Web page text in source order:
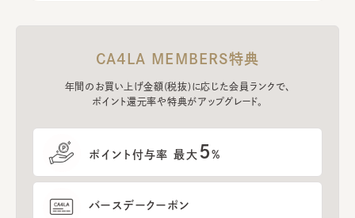
CA4LA MEMBERS特典
年間のお買い上げ金額(税抜)に応じた会員ランクで、
ポイント還元率や特典がアップグレード。
ポイント付与率 最大 5%
バースデークーポン